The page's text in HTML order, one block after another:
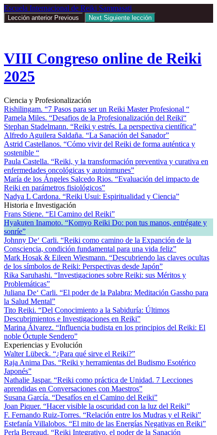
Return
to
course:
de
Reiki
2025
Escuela Internacional de Reiki Sammasati
Lección anterior Previous Next Siguiente lección
VIII Congreso online de Reiki
2025
Ciencia y Profesionalización
Rishilingam. “7 Pasos para ser un Reiki Master Profesional “
Pamela Miles. “Desafios de la Profesionalización del Reiki“
Stephan Stadelmann. “Reiki y estrés. La perspectiva científica”
Alfredo Aguilera Saldaña. “La Sanación del Sanador”
Astrid Castellanos. “Cómo vivir del Reiki de forma auténtica y
sostenible “
Paula Castella. “Reiki, y la transformación preventiva y curativa en
enfermedades oncológicas y autoinmunes”
María de los Ángeles Salcedo Rios. “Evaluación del impacto de
Reiki en parámetros fisiológicos”
Nadya L Cardona. “Reiki Usui: Espiritualidad y Ciencia”
Historia e Investigación
Frans Stiene. “El Camino del Reiki”
Hyakuten Inamoto. “Komyo Reiki Do: pon tus manos, entrégate y
sonríe”
Johnny De‘ Carli. “Reiki como camino de la Expanción de la
Consciencia, condición fundamental para una vida feliz”
Mark Hosak & Eileen Wiesmann. “Descubriendo las claves ocultas
de los símbolos de Reiki: Perspectivas desde Japón”
Rika Saruhashi. “Investigaciones sobre Reiki: sus Méritos y
Problemáticas”
Juliana De‘ Carli. “El poder de la Palabra: Meditación Gassho para
la Salud Mental”
Tito Reiki. “Del Conocimiento a la Sabiduría: Últimos
Descubrimientos e Investigaciones en Reiki”
Marina Álvarez. “Influencia budista en los principios del Reiki: El
noble Óctuple Sendero”
Experiencias y Evolución
Walter Lübeck. “¿Para qué sirve el Reiki?”
Raja Anima Das. “Reiki y herramientas del Budismo Esotérico
Japonés”
Nathalie Jaspar. “Reiki como práctica de Unidad. 7 Lecciones
aprendidas en Conversaciones con Maestros”
Susana García. “Desafíos en el Camino del Reiki”
Joan Piquer. “Hacer visible la oscuridad con la luz del Reiki”
F. Fernando Ruiz-Torres. “Relación entre los Mudras y el Reiki”
Estefanía Villalobos. “El mito de las Energías Negativas en Reiki”
Perla Bereaud. “Reiki Integrativo, el poder de la Sanación